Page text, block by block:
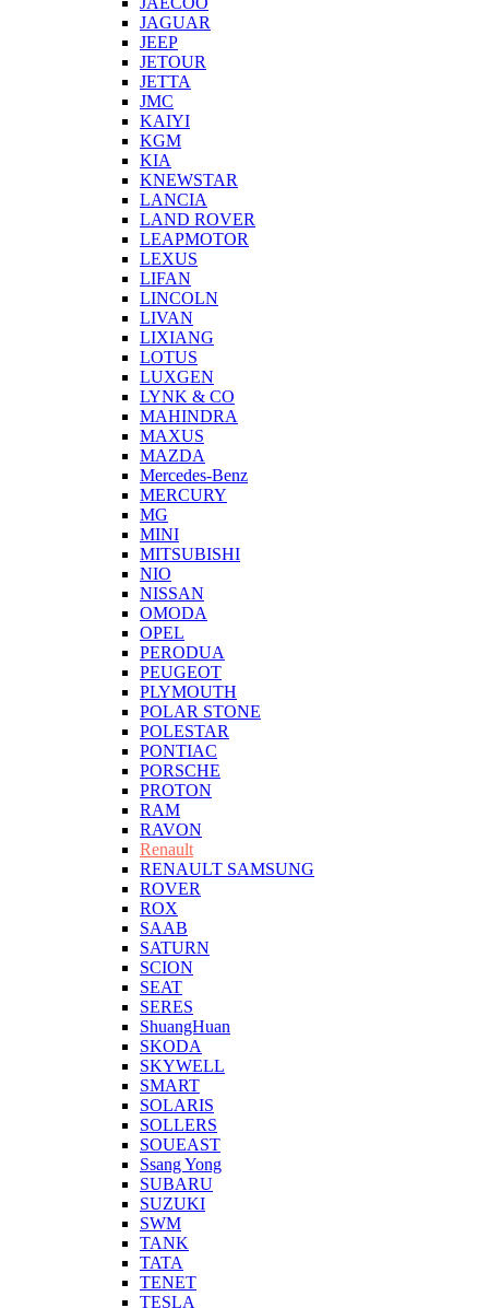
JAGUAR
JEEP
JETOUR
JETTA
JMC
KAIYI
KGM
KIA
KNEWSTAR
LANCIA
LAND ROVER
LEAPMOTOR
LEXUS
LIFAN
LINCOLN
LIVAN
LIXIANG
LOTUS
LUXGEN
LYNK & CO
MAHINDRA
MAXUS
MAZDA
Mercedes-Benz
MERCURY
MG
MINI
MITSUBISHI
NIO
NISSAN
OMODA
OPEL
PERODUA
PEUGEOT
PLYMOUTH
POLAR STONE
POLESTAR
PONTIAC
PORSCHE
PROTON
RAM
RAVON
Renault
RENAULT SAMSUNG
ROVER
ROX
SAAB
SATURN
SCION
SEAT
SERES
ShuangHuan
SKODA
SKYWELL
SMART
SOLARIS
SOLLERS
SOUEAST
Ssang Yong
SUBARU
SUZUKI
SWM
TANK
TATA
TENET
TESLA